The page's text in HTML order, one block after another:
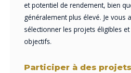
et potentiel de rendement, bien
généralement plus élevé. Je vous
sélectionner les projets éligibles
objectifs.
Participer à des projets